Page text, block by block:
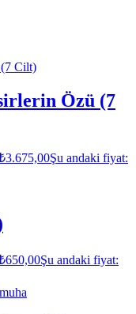
Özü (7
3.675,00Şu andaki fiyat:
650,00Şu andaki fiyat: